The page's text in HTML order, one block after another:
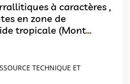
à caractères ,
en zone de
tropicale (Mont
TECHNIQUE ET